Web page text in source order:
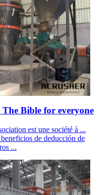
Bible for everyone
est une société à ...
de deducción de
...